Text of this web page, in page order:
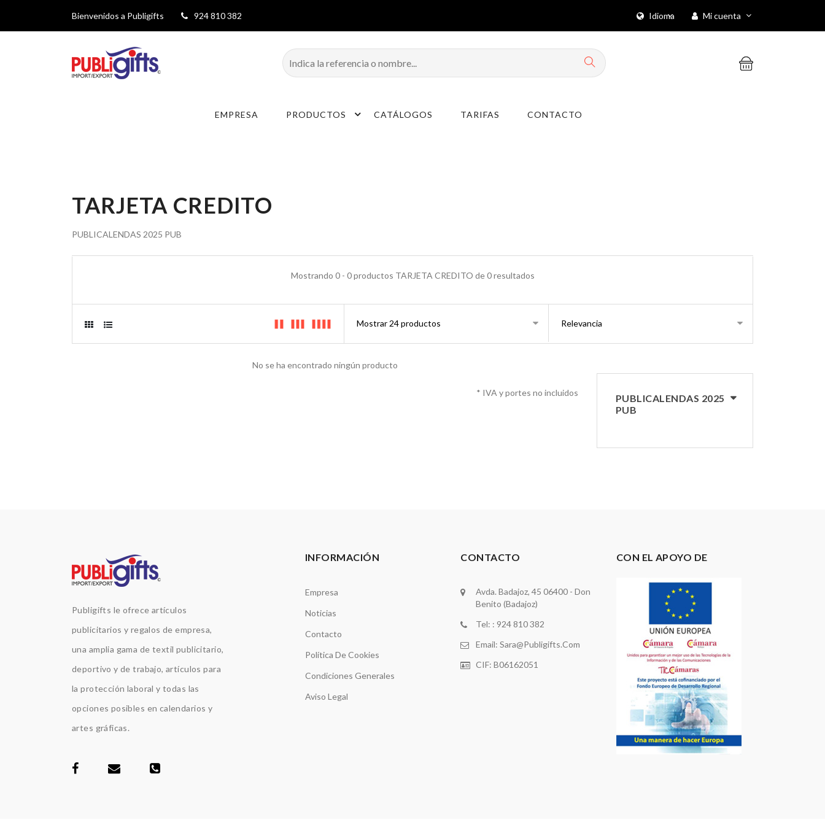
Bienvenidos a Publigifts 924 810 382 Idioma Mi cuenta
EMPRESA PRODUCTOS CATÁLOGOS TARIFAS CONTACTO
TARJETA CREDITO
PUBLICALENDAS 2025 PUB
Mostrando 0 - 0 productos TARJETA CREDITO de 0 resultados
No se ha encontrado ningún producto
* IVA y portes no incluidos
PUBLICALENDAS 2025
PUB
Publigifts le ofrece artículos
publicitarios y regalos de empresa,
una amplia gama de textil publicitario,
deportivo y de trabajo, artículos para
la protección laboral y todas las
opciones posibles en calendarios y
artes gráficas.
INFORMACIÓN
Empresa
Noticias
Contacto
Política De Cookies
Condiciones Generales
Aviso Legal
CONTACTO
Avda. Badajoz, 45 06400 - Don
Benito (Badajoz)
Tel: : 924 810 382
Email:Sara@publigifts.com
CIF: B06162051
CON EL APOYO DE